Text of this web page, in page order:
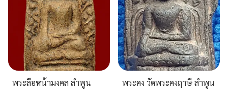
พระลือหน้ามงคล ลำพูน พระคง วัดพระคงฤาษี ลำพูน